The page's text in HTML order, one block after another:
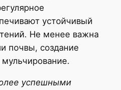
устойчивый
Не менее важна
почвы, создание
успешными